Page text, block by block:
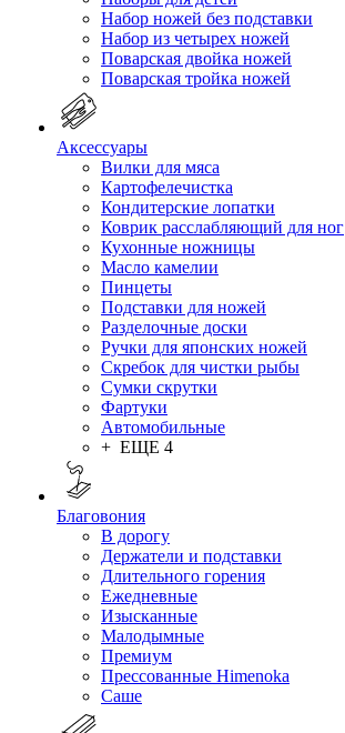
Набор ножей без подставки
Набор из четырех ножей
Поварская двойка ножей
Поварская тройка ножей
Аксессуары
Вилки для мяса
Картофелечистка
Кондитерские лопатки
Коврик расслабляющий для ног
Кухонные ножницы
Масло камелии
Пинцеты
Подставки для ножей
Разделочные доски
Ручки для японских ножей
Скребок для чистки рыбы
Сумки скрутки
Фартуки
Автомобильные
+ ЕЩЕ 4
Благовония
В дорогу
Держатели и подставки
Длительного горения
Ежедневные
Изысканные
Малодымные
Премиум
Прессованные Himenoka
Саше